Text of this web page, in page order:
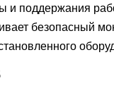
и поддержания
безопасный